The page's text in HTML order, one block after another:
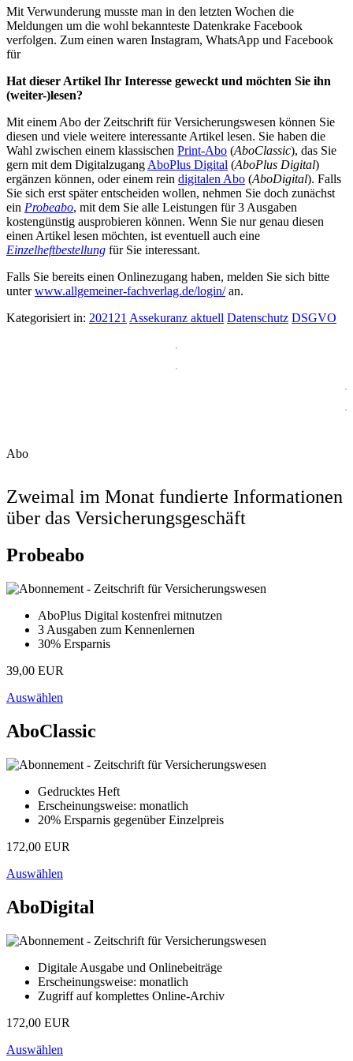
Mit Verwunderung musste man in den letzten Wochen die
Meldungen um die wohl bekannteste Datenkrake Facebook
verfolgen. Zum einen waren Instagram, WhatsApp und Facebook
für
Hat dieser Artikel Ihr Interesse geweckt und möchten Sie ihn
(weiter-)lesen?
Mit einem Abo der Zeitschrift für Versicherungswesen können Sie
diesen und viele weitere interessante Artikel lesen. Sie haben die
Wahl zwischen einem klassischen Print-Abo (AboClassic), das Sie
gern mit dem DigitalzugangAboPlus Digital (AboPlus Digital)
ergänzen können, oder einem rein digitalen Abo (AboDigital). Falls
Sie sich erst später entscheiden wollen, nehmen Sie doch zunächst
ein Probeabo, mit dem Sie alle Leistungen für 3 Ausgaben
kostengünstig ausprobieren können. Wenn Sie nur genau diesen
einen Artikel lesen möchten, ist eventuell auch eine
Einzelheftbestellung für Sie interessant.
Falls Sie bereits einen Onlinezugang haben, melden Sie sich bitte
unterwww.allgemeiner-fachverlag.de/login/an.
Kategorisiert in: 202121 Assekuranz aktuell Datenschutz DSGVO
Abo
Zweimal im Monat fundierte Informationen
über das Versicherungsgeschäft
Probeabo
AboPlus Digital kostenfrei mitnutzen
3 Ausgaben zum Kennenlernen
30% Ersparnis
39,00 EUR
Auswählen
AboClassic
Gedrucktes Heft
Erscheinungsweise: monatlich
20% Ersparnis gegenüber Einzelpreis
172,00 EUR
Auswählen
AboDigital
Digitale Ausgabe und Onlinebeiträge
Erscheinungsweise: monatlich
Zugriff auf komplettes Online-Archiv
172,00 EUR
Auswählen